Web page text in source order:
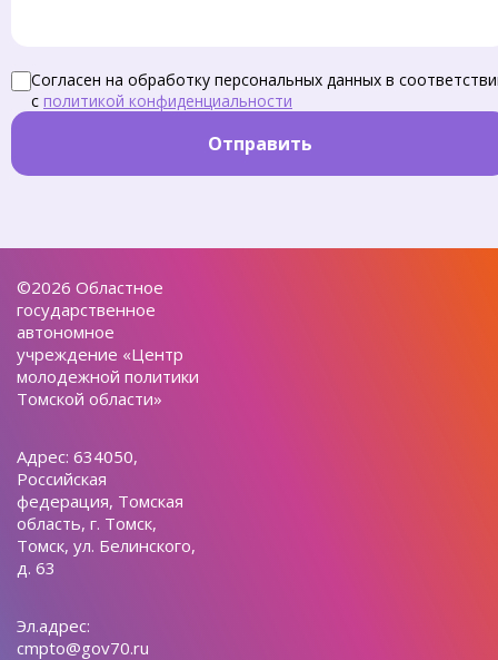
Согласен на обработку персональных данных в
с политикой конфиденциальности
Отправить
©2026 Областное
государственное
автономное
учреждение «Центр
молодежной политики
Томской области»
Адрес: 634050,
Российская
федерация, Томская
область, г. Томск,
Томск, ул. Белинского,
д. 63
Эл.адрес:
cmpto@gov70.ru